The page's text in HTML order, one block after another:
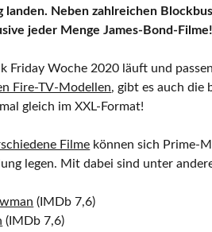
landen. Neben zahlreichen
jeder Menge James-Bond-
Friday Woche 2020 läuft und
Fire-TV-Modellen, gibt es auch die
gleich im XXL-Format!
Filme können sich Prime-
legen. Mit dabei sind unter
(IMDb 7,6)
(IMDb 7,6)